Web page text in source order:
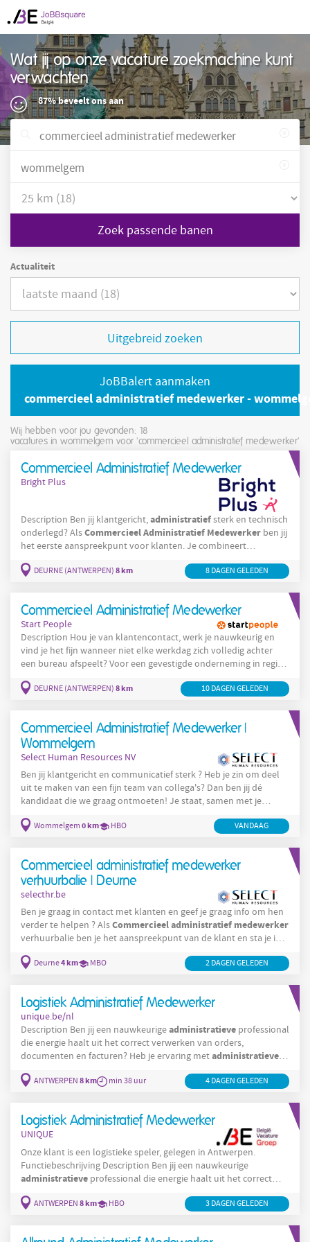
Wat jij op onze vacature zoekmachine kunt
verwachten
87% beveelt ons aan
Zoek passende banen
Actualiteit
Uitgebreid zoeken
JoBBalert aanmaken
commercieel administratief medewerker -
Wij hebben voor jou gevonden: 18
vacatures in wommelgem voor 'commercieel administratief medewerker'
Commercieel Administratief Medewerker
Bright Plus
Description Ben jij klantgericht,administratiefsterk en technisch
onderlegd? AlsCommercieelAdministratief Medewerker ben jij
het eerste aanspreekpunt voor klanten. Je combineert
administratieve
ervoor dat elke klant wordt geholpen. Solliciteer snel voor deze
DEURNE (ANTWERPEN) 8 km 8 DAGEN GELEDEN
Commercieel Administratief Medewerker
Start People
Description Hou je van klantencontact, werk je nauwkeurig en
vind je het fijn wanneer niet elke werkdag zich volledig achter
een bureau afspeelt? Voor een gevestigde onderneming in regio
collega die mee instaat voor de dagelijkse verhuuractiviteiten. Je
dus
DEURNE (ANTWERPEN) 8 km 10 DAGEN GELEDEN
Commercieel Administratief Medewerker |
Wommelgem
Select Human Resources NV
Ben jij klantgericht en communicatief sterk ? Heb je zin om deel
uit te maken van een fijn team van collega's? Dan ben jij dé
kandidaat die we graag ontmoeten! Je staat, samen met je
specifiek sta je in voor onderstaand takenpakket : Je fungeert als
moederhuis in Nederland; Je
Wommelgem 0 km HBO VANDAAG
Commercieel administratief medewerker
verhuurbalie | Deurne
selecthr.be
Ben je graag in contact met klanten en geef je graag info om hen
verder te helpen ? AlsCommercieeladministratief medewerker
verhuurbalie ben je het aanspreekpunt van de klant en sta je in
aan decommerciële uitstraling van het filiaal en klanten kunnen
Deurne4 km MBO 2 DAGEN GELEDEN
Logistiek Administratief Medewerker
unique.be/nl
Description Ben jij een nauwkeurigeadministratieve professional
die energie haalt uit het correct verwerken van orders,
documenten en facturen? Heb je ervaring metadministratieve
is deze functie alsAdministratief MedewerkerSalesSupport
ANTWERPEN 8 km min 38 uur 4 DAGEN GELEDEN
Logistiek Administratief Medewerker
UNIQUE
Onze klant is een logistieke speler, gelegen in Antwerpen.
Functiebeschrijving Description Ben jij een nauwkeurige
administratieve professional die energie haalt uit het correct
metadministratieveopvolging en werk je graag in een
ANTWERPEN 8 km HBO 3 DAGEN GELEDEN